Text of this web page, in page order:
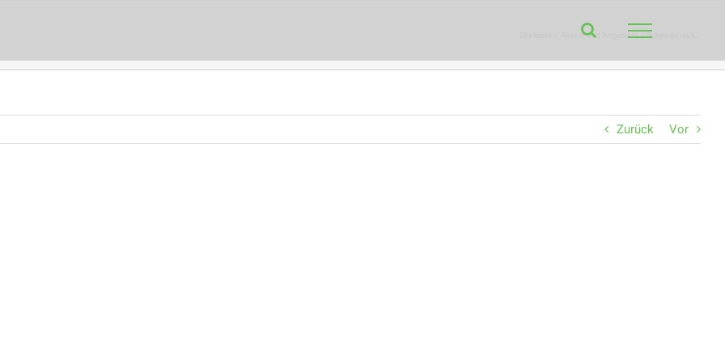
Aktion und Angebote Schrei es raus…
Zurück Vor